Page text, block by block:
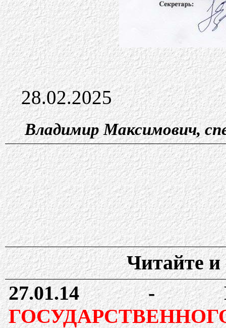
28.02.2025
Владимир Максимович,
Читайте и
27.01.14-